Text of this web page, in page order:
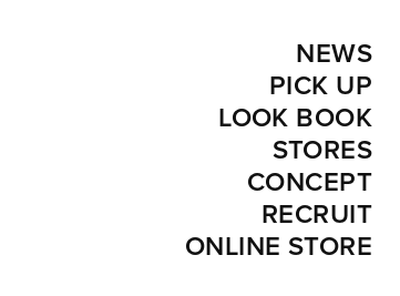
NEWS
PICK UP
LOOK BOOK
STORES
CONCEPT
RECRUIT
ONLINE STORE